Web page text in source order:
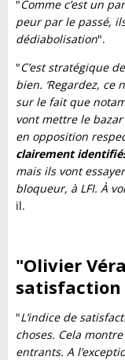
"Comme c’est un
peur par le passé,
dédiabolisation".
"C’est stratégique
bien. ‘Regardez, ce
sur le fait que
vont mettre le bazar
en opposition
clairement
mais ils vont
bloqueur, à LFI. À
il.
"Olivier
satisfaction
"L’indice de
choses. Cela
entrants. A